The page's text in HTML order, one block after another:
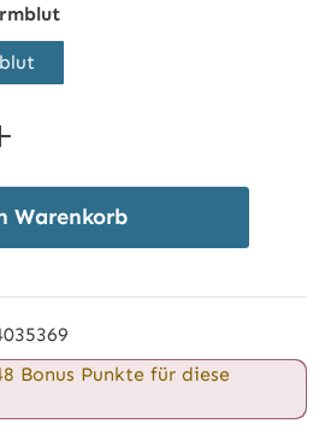
nicht verfügbar.)
Gib den
Warenkorb
Bonus Punkte für diese